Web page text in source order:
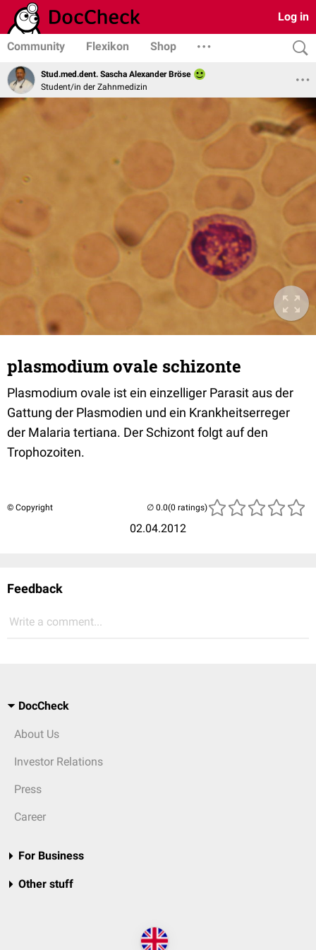
Log in
Community Flexikon Shop
Stud.med.dent. Sascha Alexander Bröse
Student/in der Zahnmedizin
plasmodium ovale schizonte
Plasmodium ovale ist ein einzelliger Parasit aus der
Gattung der Plasmodien und ein Krankheitserreger
der Malaria tertiana. Der Schizont folgt auf den
Trophozoiten.
© Copyright
02.04.2012
(0 ratings)
Feedback
Write a comment...
DocCheck
About Us
Investor Relations
Press
Career
For Business
Other stuff